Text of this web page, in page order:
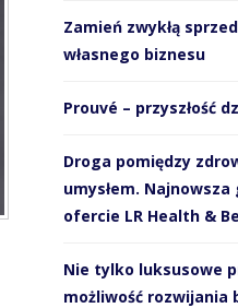
Zamień zwykłą
własnego biznesu
Prouvé – przyszłość
Droga pomiędzy
umysłem.
ofercie LR Health &
Nie tylko luksusowe
możliwość rozwijania